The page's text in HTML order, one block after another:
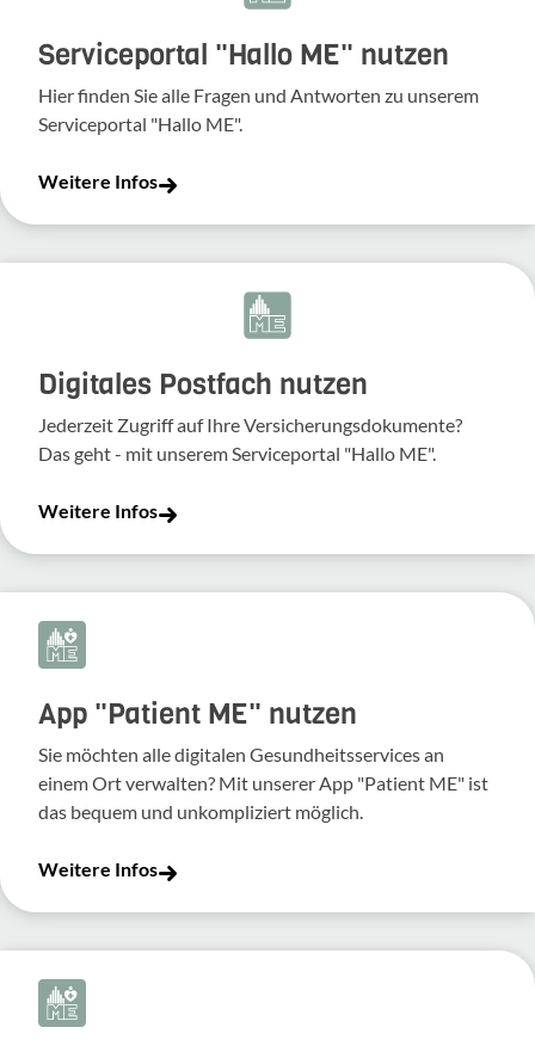
Serviceportal "Hallo ME" nutzen
Hier finden Sie alle Fragen und Antworten zu unserem
Serviceportal "Hallo ME".
Weitere Infos
Digitales Postfach nutzen
Jederzeit Zugriff auf Ihre Versicherungsdokumente?
Das geht - mit unserem Serviceportal "Hallo ME".
Weitere Infos
App "Patient ME" nutzen
Sie möchten alle digitalen Gesundheitsservices an
einem Ort verwalten? Mit unserer App "Patient ME" ist
das bequem und unkompliziert möglich.
Weitere Infos